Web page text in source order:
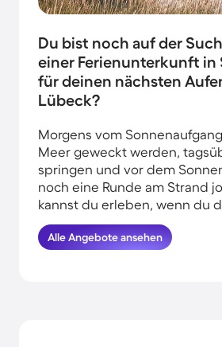
Du bist noch auf der
einer Ferienunterkunft in
für deinen nächsten
Lübeck?
Morgens vom
Meer geweckt werden,
springen und vor dem
noch eine Runde am Strand
kannst du erleben, wenn du
am Wasser in Lübeck
HomeToGo hat für dich und
Alle Angebote ansehen